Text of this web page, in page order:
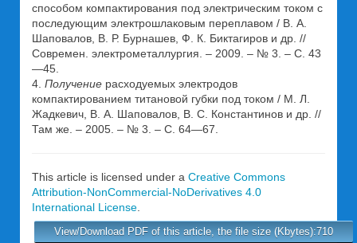
способом компактирования под электрическим током с
последующим электрошлаковым переплавом / В. А.
Шаповалов, В. Р. Бурнашев, Ф. К. Биктагиров и др. //
Современ. электрометаллургия. – 2009. – № 3. – С. 43
—45.
4. Получение расходуемых электродов
компактированием титановой губки под током / М. Л.
Жадкевич, В. А. Шаповалов, В. С. Константинов и др. //
Там же. – 2005. – № 3. – С. 64—67.
This article is licensed under a Creative Commons
Attribution-NonCommercial-NoDerivatives 4.0
International License
View/Download PDF of this article, the file size (Kbytes):710